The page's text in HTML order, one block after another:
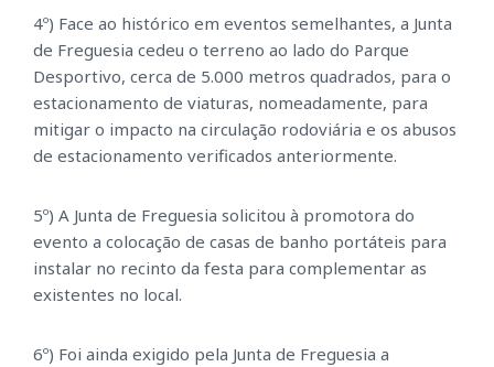
4º) Face ao histórico em eventos semelhantes, a Junta
de Freguesia cedeu o terreno ao lado do Parque
Desportivo, cerca de 5.000 metros quadrados, para o
estacionamento de viaturas, nomeadamente, para
mitigar o impacto na circulação rodoviária e os abusos
de estacionamento verificados anteriormente.
5º) A Junta de Freguesia solicitou à promotora do
evento a colocação de casas de banho portáteis para
instalar no recinto da festa para complementar as
existentes no local.
6º) Foi ainda exigido pela Junta de Freguesia a